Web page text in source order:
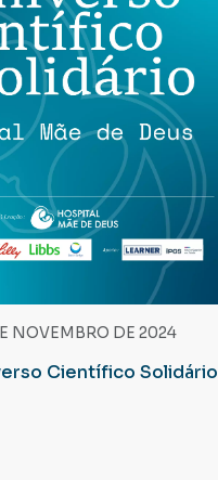
NOVEMBRO DE 2024
Científico Solidário